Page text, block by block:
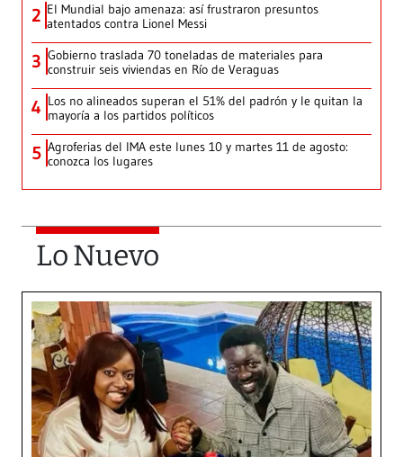
2 El Mundial bajo amenaza: así frustraron presuntos
atentados contra Lionel Messi
3 Gobierno traslada 70 toneladas de materiales para
construir seis viviendas en Río de Veraguas
4 Los no alineados superan el 51% del padrón y le quitan la
mayoría a los partidos políticos
5 Agroferias del IMA este lunes 10 y martes 11 de agosto:
conozca los lugares
Lo Nuevo